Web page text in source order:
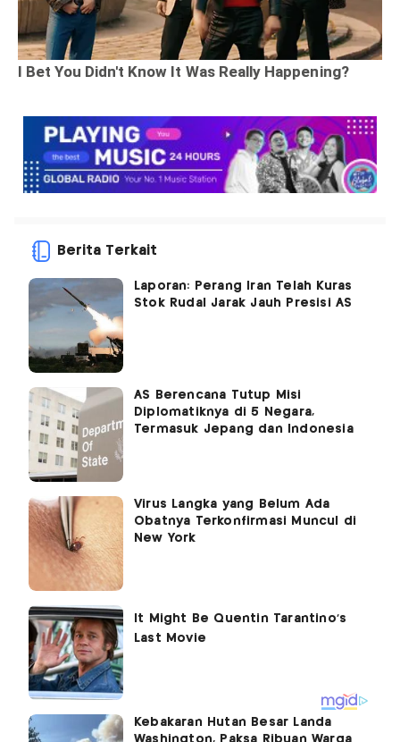
Berita Terkait
Laporan: Perang Iran Telah Kuras
Stok Rudal Jarak Jauh Presisi AS
AS Berencana Tutup Misi
Diplomatiknya di 5 Negara,
Termasuk Jepang dan Indonesia
Virus Langka yang Belum Ada
Obatnya Terkonfirmasi Muncul di
New York
Kebakaran Hutan Besar Landa
Washington, Paksa Ribuan Warga